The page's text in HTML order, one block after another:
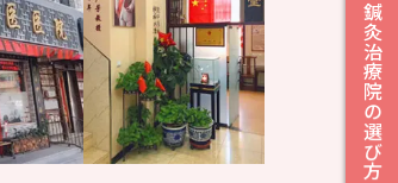
鍼灸治療院の選び方